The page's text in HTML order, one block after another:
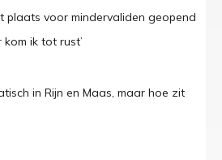
plaats voor mindervaliden geopend
kom ik tot rust’
in Rijn en Maas, maar hoe zit